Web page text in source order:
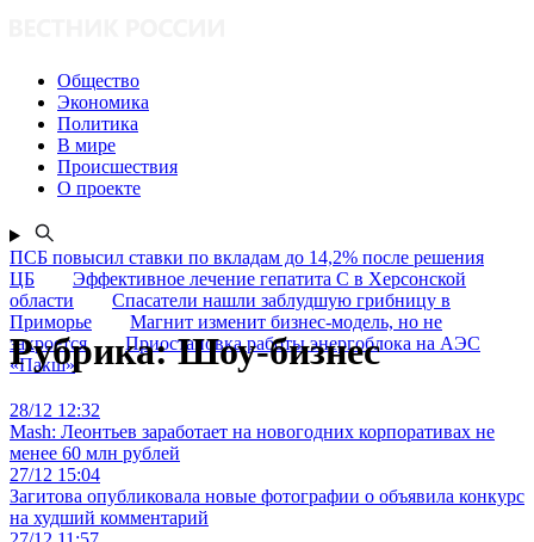
Общество
Экономика
Политика
В мире
Происшествия
О проекте
ПСБ повысил ставки по вкладам до 14,2% после решения
ЦБ
Эффективное лечение гепатита C в Херсонской
области
Спасатели нашли заблудшую грибницу в
Приморье
Магнит изменит бизнес-модель, но не
закроется
Приостановка работы энергоблока на АЭС
«Пакш»
Рубрика:Шоу-бизнес
28/12 12:32
Mash: Леонтьев заработает на новогодних корпоративах не
менее 60 млн рублей
27/12 15:04
Загитова опубликовала новые фотографии о объявила конкурс
на худший комментарий